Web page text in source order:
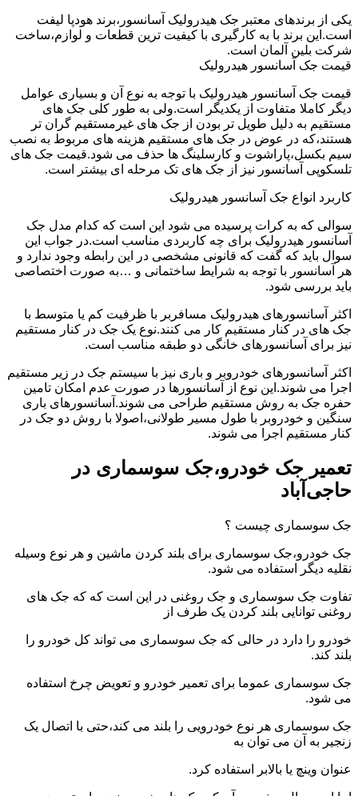
یکی از برندهای معتبر جک هیدرولیک آسانسور،برند هودپا لیفت
است.این برند با به کارگیری با کیفیت ترین قطعات و لوازم،ساخت
شرکت بلین آلمان است.
قیمت جک آسانسور هیدرولیک
قیمت جک آسانسور هیدرولیک با توجه به نوع آن و بسیاری عوامل
دیگر کاملا متفاوت از یکدیگر است.ولی به طور کلی جک های
مستقیم به دلیل طویل تر بودن از جک های غیرمستقیم گران تر
هستند،که در عوض در جک های مستقیم هزینه های مربوط به نصب
سیم بکسل،پاراشوت و کارسلینگ ها حذف می شود.قیمت جک های
تلسکوپی آسانسور نیز از جک های تک مرحله ای بیشتر است.
کاربرد انواع جک آسانسور هیدرولیک
سوالی که به کرات پرسیده می شود این است که کدام مدل جک
آسانسور هیدرولیک برای چه کاربردی مناسب است.در جواب این
سوال باید که گفت که قانونی مشخصی در این رابطه وجود ندارد و
هر آسانسور با توجه به شرایط ساختمانی و …به صورت اختصاصی
باید بررسی شود.
اکثر آسانسورهای هیدرولیک مسافربر با ظرفیت کم یا متوسط با
جک های در کنار مستقیم کار می کنند.نوع یک جک در کنار مستقیم
نیز برای آسانسورهای خانگی دو طبقه مناسب است.
اکثر آسانسورهای خودروبر و باری نیز با سیستم جک در زیر مستقیم
اجرا می شوند.این نوع از آسانسورها در صورت عدم امکان تامین
حفره جک به روش مستقیم طراحی می شوند.آسانسورهای باری
سنگین و خودروبر با طول مسیر طولانی،اصولا با روش دو جک در
کنار مستقیم اجرا می شوند.
تعمیر جک خودرو،جک سوسماری در
حاجی‌آباد
جک سوسماری چیست ؟
جک خودرو،جک سوسماری برای بلند کردن ماشین و هر نوع وسیله
نقلیه دیگر استفاده می شود.
تفاوت جک سوسماری و جک روغنی در این است که که جک های
روغنی توانایی بلند کردن یک طرف از
خودرو را دارد در حالی که جک سوسماری می تواند کل خودرو را
بلند کند.
جک سوسماری عموما برای تعمیر خودرو و تعویض چرخ استفاده
می شود.
جک سوسماری هر نوع خودرویی را بلند می کند،حتی با اتصال یک
زنجیر به آن می توان به
عنوان وینچ یا بالابر استفاده کرد.